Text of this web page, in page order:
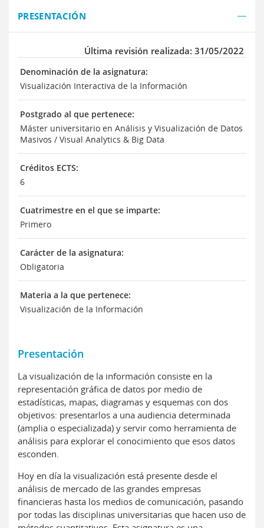
PRESENTACIÓN
Última revisión realizada: 31/05/2022
Denominación de la asignatura:
Visualización Interactiva de la Información
Postgrado al que pertenece:
Máster universitario en Análisis y Visualización de Datos
Masivos / Visual Analytics & Big Data
Créditos ECTS:
6
Cuatrimestre en el que se imparte:
Primero
Carácter de la asignatura:
Obligatoria
Materia a la que pertenece:
Visualización de la Información
Presentación
La visualización de la información consiste en la
representación gráfica de datos por medio de
estadísticas, mapas, diagramas y esquemas con dos
objetivos: presentarlos a una audiencia determinada
(amplia o especializada) y servir como herramienta de
análisis para explorar el conocimiento que esos datos
esconden.
Hoy en día la visualización está presente desde el
análisis de mercado de las grandes empresas
financieras hasta los medios de comunicación, pasando
por todas las disciplinas universitarias que hacen uso de